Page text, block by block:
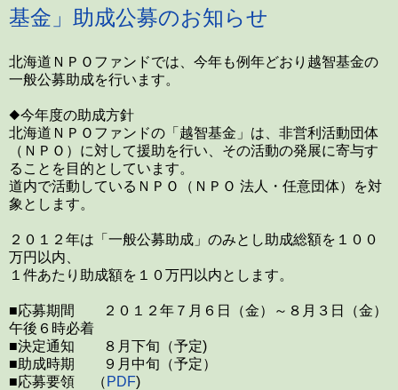
基金」助成公募のお知らせ
北海道ＮＰＯファンドでは、今年も例年どおり越智基金の
一般公募助成を行います。
◆今年度の助成方針
北海道ＮＰＯファンドの「越智基金」は、非営利活動団体
（ＮＰＯ）に対して援助を行い、その活動の発展に寄与す
ることを目的としています。
道内で活動しているＮＰＯ（ＮＰＯ 法人・任意団体）を対
象とします。
２０１２年は「一般公募助成」のみとし助成総額を１００
万円以内、
１件あたり助成額を１０万円以内とします。
■応募期間 ２０１２年７月６日（金）～８月３日（金）
午後６時必着
■決定通知 ８月下旬（予定)
■助成時期 ９月中旬（予定）
■応募要領 （ PDF)